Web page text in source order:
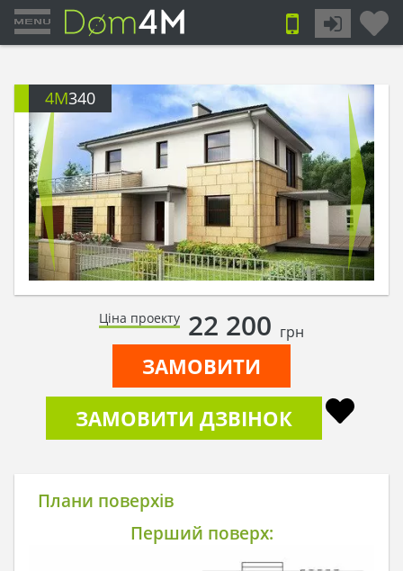
4M340
Ціна проекту 22 200 грн
ЗАМОВИТИ
ЗАМОВИТИ ДЗВІНОК
Плани поверхів
Перший поверх: